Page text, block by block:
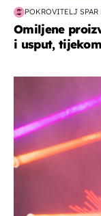
POKROVITELJ SPAR
Omiljene
i usput,